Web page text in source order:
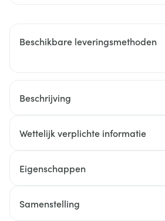
Beschikbare leveringsmethoden
Beschrijving
Wettelijk verplichte informatie
Eigenschappen
Samenstelling